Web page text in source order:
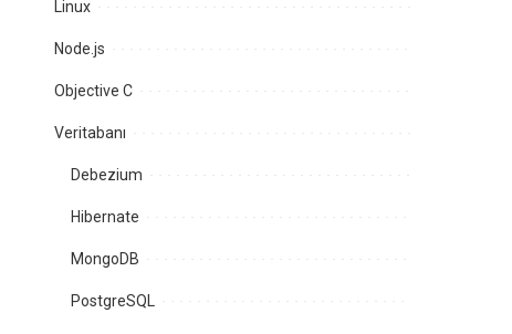
Linux
Node.js
Objective C
Veritabanı
Debezium
Hibernate
MongoDB
PostgreSQL